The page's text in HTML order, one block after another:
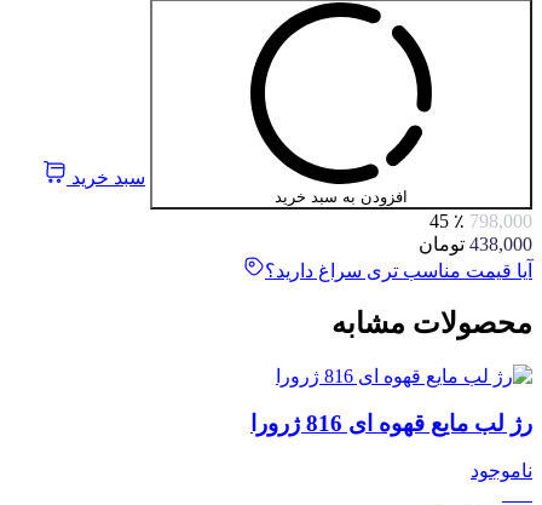
افزودن به سبد خرید
سبد خرید
798,000 ٪ 45
438,000 تومان
آیا قیمت مناسب تری سراغ دارید؟
محصولات مشابه
رژ لب مایع قهوه ای 816 ژرورا
ناموجود